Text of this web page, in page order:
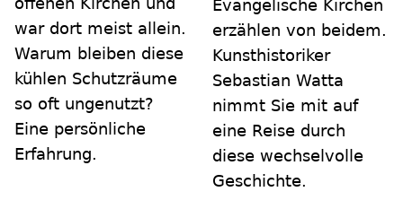
war dort meist allein.
Warum bleiben diese
kühlen Schutzräume
so oft ungenutzt?
Eine persönliche
Erfahrung.
Evangelische Kirchen
erzählen von beidem.
Kunsthistoriker
Sebastian Watta
nimmt Sie mit auf
eine Reise durch
diese wechselvolle
Geschichte.